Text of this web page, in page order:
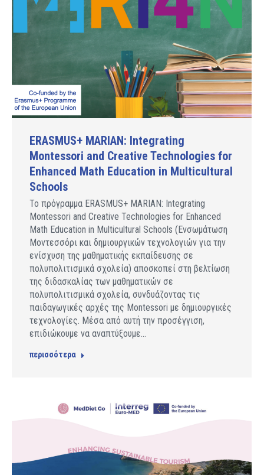
ERASMUS+ MARIAN: Integrating
Montessori and Creative Technologies for
Enhanced Math Education in Multicultural
Schools
Το πρόγραμμα ERASMUS+ MARIAN: Integrating
Montessori and Creative Technologies for Enhanced
Math Education in Multicultural Schools (Ενσωμάτωση
Μοντεσσόρι και δημιουργικών τεχνολογιών για την
ενίσχυση της μαθηματικής εκπαίδευσης σε
πολυπολιτισμικά σχολεία) αποσκοπεί στη βελτίωση
της διδασκαλίας των μαθηματικών σε
πολυπολιτισμικά σχολεία, συνδυάζοντας τις
παιδαγωγικές αρχές της Montessori με δημιουργικές
τεχνολογίες. Μέσα από αυτή την προσέγγιση,
επιδιώκουμε να αναπτύξουμε…
περισσότερα